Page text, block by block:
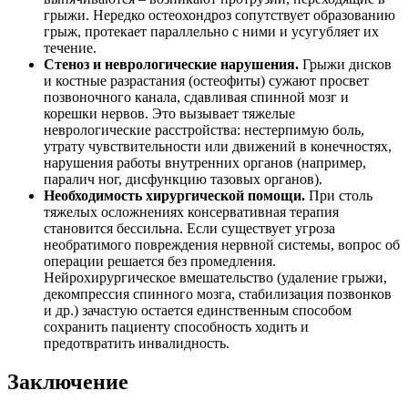
грыжи. Нередко остеохондроз сопутствует образованию
грыж, протекает параллельно с ними и усугубляет их
течение.
Стеноз и неврологические нарушения. Грыжи дисков
и костные разрастания (остеофиты) сужают просвет
позвоночного канала, сдавливая спинной мозг и
корешки нервов. Это вызывает тяжелые
неврологические расстройства: нестерпимую боль,
утрату чувствительности или движений в конечностях,
нарушения работы внутренних органов (например,
паралич ног, дисфункцию тазовых органов).
Необходимость хирургической помощи. При столь
тяжелых осложнениях консервативная терапия
становится бессильна. Если существует угроза
необратимого повреждения нервной системы, вопрос об
операции решается без промедления.
Нейрохирургическое вмешательство (удаление грыжи,
декомпрессия спинного мозга, стабилизация позвонков
и др.) зачастую остается единственным способом
сохранить пациенту способность ходить и
предотвратить инвалидность.
Заключение